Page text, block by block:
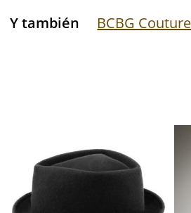
Y también BCBG Couture